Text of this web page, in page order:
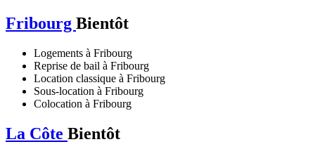
Fribourg Bientôt
Logements à Fribourg
Reprise de bail à Fribourg
Location classique à Fribourg
Sous-location à Fribourg
Colocation à Fribourg
La Côte Bientôt